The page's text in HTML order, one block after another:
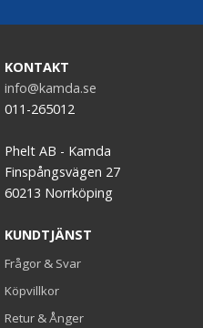
KONTAKT
info@kamda.se
011-265012
Phelt AB - Kamda
Finspångsvägen 27
60213 Norrköping
KUNDTJÄNST
Frågor & Svar
Köpvillkor
Retur & Ånger